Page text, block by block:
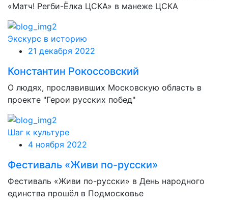
«Матч! Регби-Ёлка ЦСКА» в манеже ЦСКА
Экскурс в историю
21 декабря 2022
Константин Рокоссовский
О людях, прославивших Московскую область в
проекте "Герои русских побед"
Шаг к культуре
4 ноября 2022
Фестиваль «Живи по-русски»
Фестиваль «Живи по-русски» в День народного
единства прошёл в Подмосковье